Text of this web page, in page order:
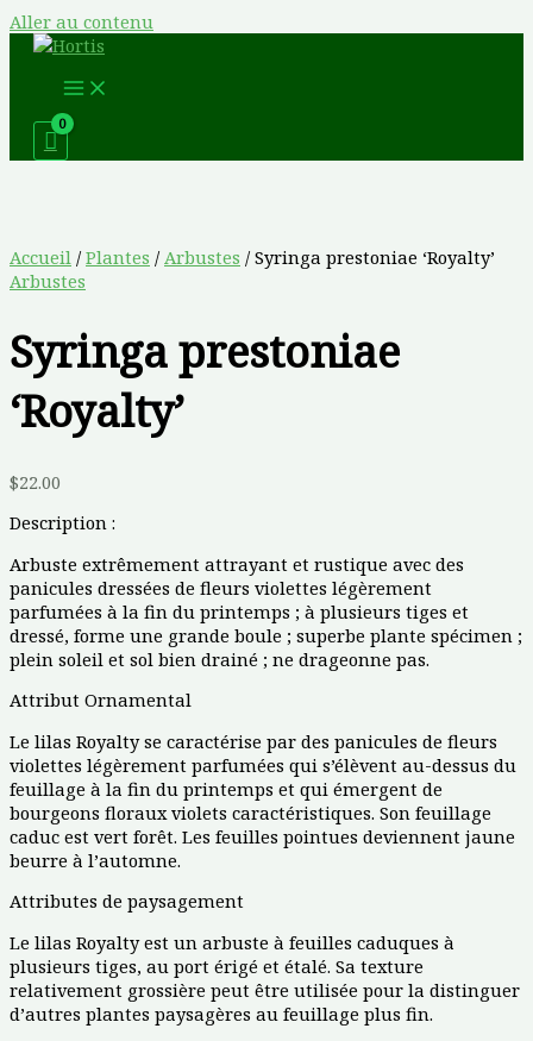
Aller au contenu
Accueil / Plantes / Arbustes / Syringa prestoniae ‘Royalty’
Arbustes
Syringa prestoniae
‘Royalty’
$22.00
Description :
Arbuste extrêmement attrayant et rustique avec des
panicules dressées de fleurs violettes légèrement
parfumées à la fin du printemps ; à plusieurs tiges et
dressé, forme une grande boule ; superbe plante spécimen ;
plein soleil et sol bien drainé ; ne drageonne pas.
Attribut Ornamental
Le lilas Royalty se caractérise par des panicules de fleurs
violettes légèrement parfumées qui s’élèvent au-dessus du
feuillage à la fin du printemps et qui émergent de
bourgeons floraux violets caractéristiques. Son feuillage
caduc est vert forêt. Les feuilles pointues deviennent jaune
beurre à l’automne.
Attributes de paysagement
Le lilas Royalty est un arbuste à feuilles caduques à
plusieurs tiges, au port érigé et étalé. Sa texture
relativement grossière peut être utilisée pour la distinguer
d’autres plantes paysagères au feuillage plus fin.